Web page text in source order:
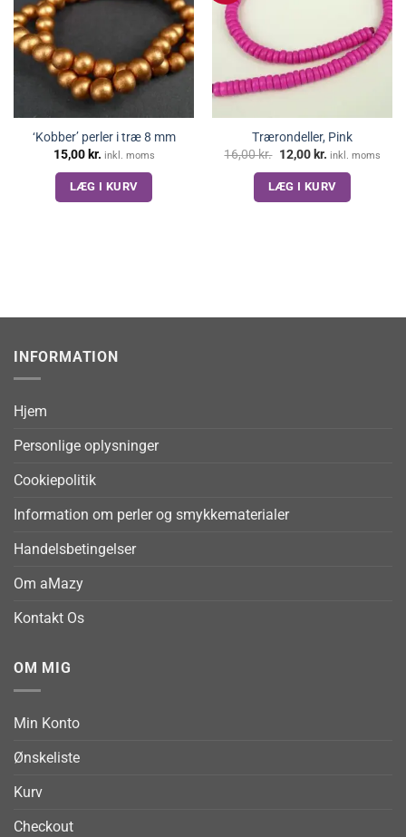
‘Kobber’ perler i træ 8 mm
15,00kr. inkl. moms
LÆG I KURV
Trærondeller, Pink
16,00kr. Den
oprindelige
pris
var:
16,00 kr..
12,00kr. Den
pris
er:
12,00 kr..
inkl. moms
LÆG I KURV
INFORMATION
Hjem
Personlige oplysninger
Cookiepolitik
Information om perler og smykkematerialer
Handelsbetingelser
Om aMazy
Kontakt Os
OM MIG
Min Konto
Ønskeliste
Kurv
Checkout